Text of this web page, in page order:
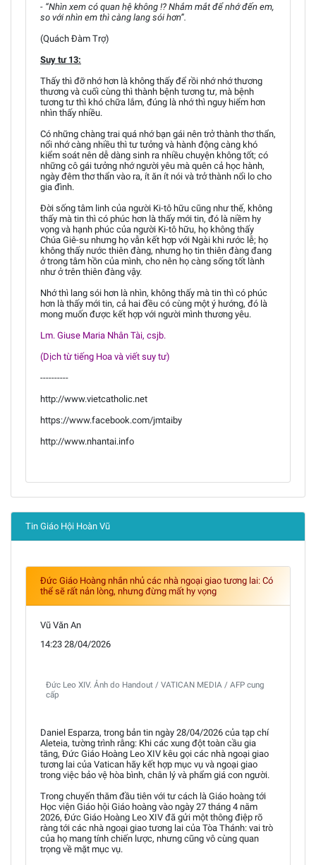
- “Nhìn xem có quan hệ không !? Nhắm mắt để nhớ đến em,
so với nhìn em thì càng lang sói hơn”.
(Quách Đàm Trợ)
Suy tư 13:
Thấy thì đỡ nhớ hơn là không thấy để rồi nhớ nhớ thương
thương và cuối cùng thì thành bệnh tương tư, mà bệnh
tương tư thì khó chữa lắm, đúng là nhớ thì nguy hiểm hơn
nhìn thấy nhiều.
Có những chàng trai quá nhớ bạn gái nên trở thành thơ thẩn,
nổi nhớ càng nhiều thì tư tưởng và hành động càng khó
kiểm soát nên dễ dàng sinh ra nhiều chuyện không tốt; có
những cô gái tưởng nhớ người yêu mà quên cả học hành,
ngày đêm thơ thẩn vào ra, ít ăn ít nói và trở thành nổi lo cho
gia đình.
Đời sống tâm linh của người Ki-tô hữu cũng như thế, không
thấy mà tin thì có phúc hơn là thấy mới tin, đó là niềm hy
vọng và hạnh phúc của người Ki-tô hữu, họ không thấy
Chúa Giê-su nhưng họ vẫn kết hợp với Ngài khi rước lễ; họ
không thấy nước thiên đàng, nhưng họ tin thiên đàng đang
ở trong tâm hồn của mình, cho nên họ càng sống tốt lành
như ở trên thiên đàng vậy.
Nhớ thì lang sói hơn là nhìn, không thấy mà tin thì có phúc
hơn là thấy mới tin, cả hai đều có cùng một ý hướng, đó là
mong muốn được kết hợp với người mình thương yêu.
Lm. Giuse Maria Nhân Tài, csjb.
(Dịch từ tiếng Hoa và viết suy tư)
----------
http://www.vietcatholic.net
https://www.facebook.com/jmtaiby
http://www.nhantai.info
Tin Giáo Hội Hoàn Vũ
Đức Giáo Hoàng nhắn nhủ các nhà ngoại giao tương lai: Có
thể sẽ rất nản lòng, nhưng đừng mất hy vọng
Vũ Văn An
14:23 28/04/2026
Đức Leo XIV. Ảnh do Handout / VATICAN MEDIA / AFP cung
cấp
Daniel Esparza, trong bản tin ngày 28/04/2026 của tạp chí
Aleteia, tường trình rằng: Khi các xung đột toàn cầu gia
tăng, Đức Giáo Hoàng Leo XIV kêu gọi các nhà ngoại giao
tương lai của Vatican hãy kết hợp mục vụ và ngoại giao
trong việc bảo vệ hòa bình, chân lý và phẩm giá con người.
Trong chuyến thăm đầu tiên với tư cách là Giáo hoàng tới
Học viện Giáo hội Giáo hoàng vào ngày 27 tháng 4 năm
2026, Đức Giáo Hoàng Leo XIV đã gửi một thông điệp rõ
ràng tới các nhà ngoại giao tương lai của Tòa Thánh: vai trò
của họ mang tính chiến lược, nhưng cũng vô cùng quan
trọng về mặt mục vụ.